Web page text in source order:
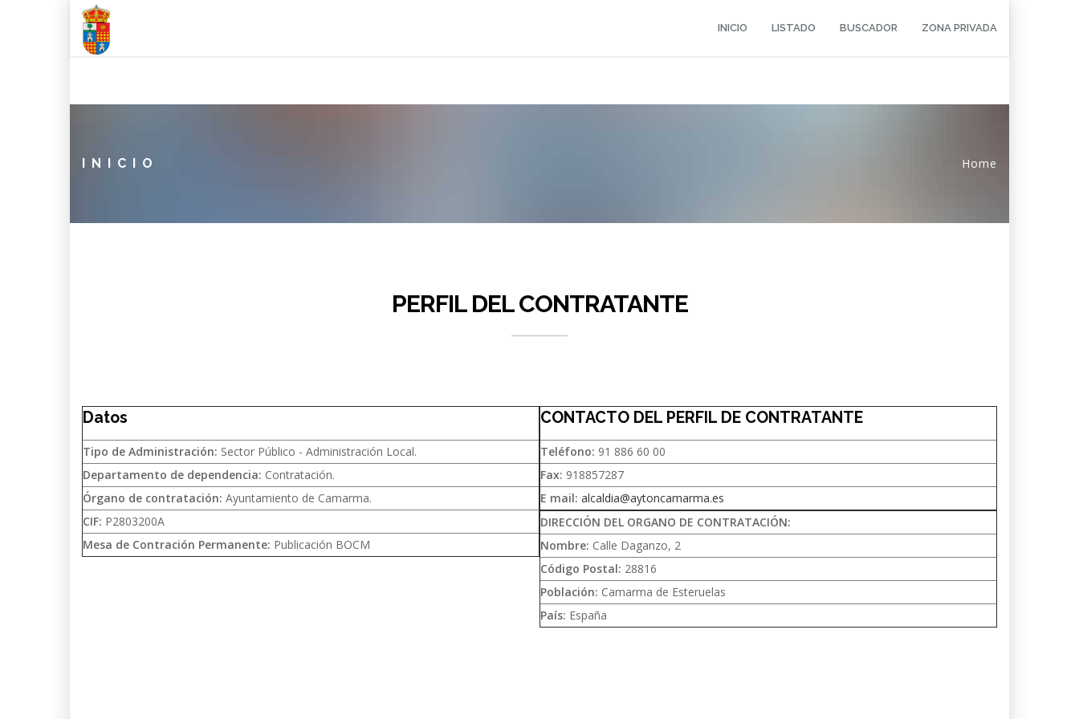
INICIO LISTADO BUSCADOR ZONA PRIVADA
INICIO Home
PERFIL DEL CONTRATANTE
Datos
Tipo de Administración: Sector Público - Administración Local.
Departamento de dependencia: Contratación.
Órgano de contratación: Ayuntamiento de Camarma.
CIF: P2803200A
Mesa de Contración Permanente: Publicación BOCM
CONTACTO DEL PERFIL DE CONTRATANTE
Teléfono: 91 886 60 00
Fax: 918857287
E mail: alcaldia@aytoncamarma.es
DIRECCIÓN DEL ORGANO DE CONTRATACIÓN:
Nombre: Calle Daganzo, 2
Código Postal: 28816
Población: Camarma de Esteruelas
País: España